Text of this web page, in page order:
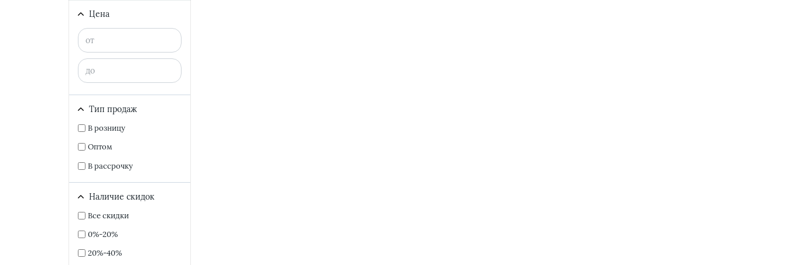
Цена
Тип продаж
В розницу
Оптом
В рассрочку
Наличие скидок
Все скидки
0%-20%
20%-40%